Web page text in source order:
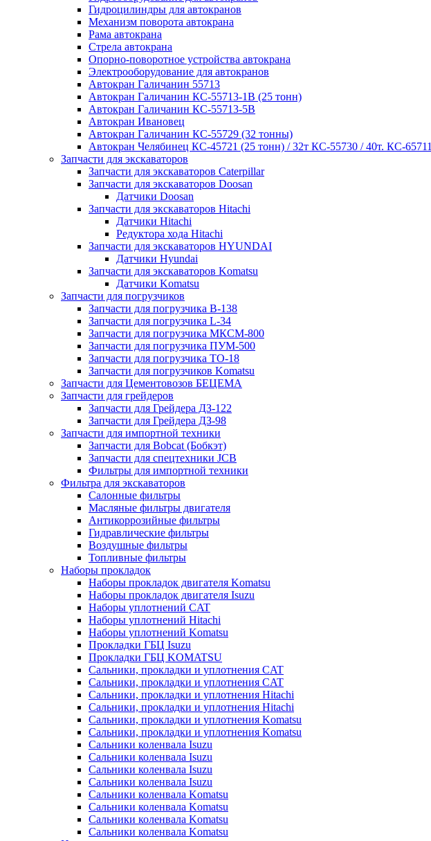
Гидроцилиндры для автокранов
Механизм поворота автокрана
Рама автокрана
Стрела автокрана
Опорно-поворотное устройства автокрана
Электрооборудование для автокранов
Автокран Галичанин 55713
Автокран Галичанин КС-55713-1В (25 тонн)
Автокран Галичанин КС-55713-5В
Автокран Ивановец
Автокран Галичанин КС-55729 (32 тонны)
Автокран Челябинец КС-45721 (25 тонн) / 32т КС-55730 / 40т. КС-65711
Запчасти для экскаваторов
Запчасти для экскаваторов Caterpillar
Запчасти для экскаваторов Doosan
Датчики Doosan
Запчасти для экскаваторов Hitachi
Датчики Hitachi
Редуктора хода Hitachi
Запчасти для экскаваторов HYUNDAI
Датчики Hyundai
Запчасти для экскаваторов Komatsu
Датчики Komatsu
Запчасти для погрузчиков
Запчасти для погрузчика B-138
Запчасти для погрузчика L-34
Запчасти для погрузчика МКСМ-800
Запчасти для погрузчика ПУМ-500
Запчасти для погрузчика ТО-18
Запчасти для погрузчиков Komatsu
Запчасти для Цементовозов БЕЦЕМА
Запчасти для грейдеров
Запчасти для Грейдера ДЗ-122
Запчасти для Грейдера ДЗ-98
Запчасти для импортной техники
Запчасти для Bobcat (Бобкэт)
Запчасти для спецтехники JCB
Фильтры для импортной техники
Фильтра для экскаваторов
Салонные фильтры
Масляные фильтры двигателя
Антикоррозийные фильтры
Гидравлические фильтры
Воздушные фильтры
Топливные фильтры
Наборы прокладок
Наборы прокладок двигателя Komatsu
Наборы прокладок двигателя Isuzu
Наборы уплотнений CAT
Наборы уплотнений Hitachi
Наборы уплотнений Komatsu
Прокладки ГБЦ Isuzu
Прокладки ГБЦ KOMATSU
Сальники, прокладки и уплотнения CAT
Сальники, прокладки и уплотнения CAT
Сальники, прокладки и уплотнения Hitachi
Сальники, прокладки и уплотнения Hitachi
Сальники, прокладки и уплотнения Komatsu
Сальники, прокладки и уплотнения Komatsu
Сальники коленвала Isuzu
Сальники коленвала Isuzu
Сальники коленвала Isuzu
Сальники коленвала Isuzu
Сальники коленвала Komatsu
Сальники коленвала Komatsu
Сальники коленвала Komatsu
Сальники коленвала Komatsu